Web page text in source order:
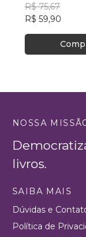
R$ 75,67
R$ 59,90
NOSSA
livros.
SAIBA MAIS
Dúvidas e
Política de